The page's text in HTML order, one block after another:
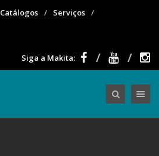
Catálogos Serviços
Siga a Makita: